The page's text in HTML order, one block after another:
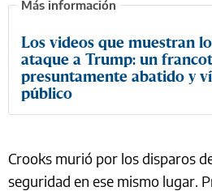
Los videos que muestran
ataque a Trump: un
presuntamente abatido y
público
Crooks murió por los disparos
seguridad en ese mismo lugar.